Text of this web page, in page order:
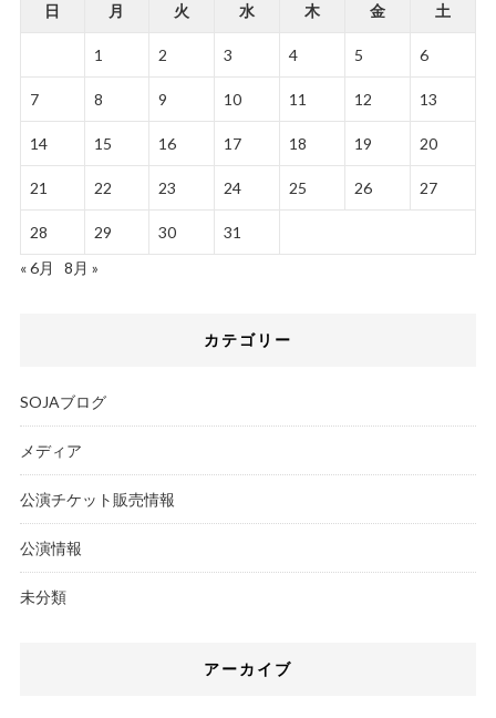
日
月 火 水 木 金 土
1 2 3 4 5 6
7 8 9 10 11 12 13
14 15 16 17 18 19 20
21 22 23 24 25 26 27
28 29 30
31
« 6月
8月 »
カテゴリー
SOJAブログ
メディア
公演チケット販売情報
公演情報
未分類
アーカイブ